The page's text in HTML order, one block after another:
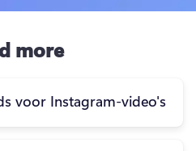
more
voor Instagram-video's